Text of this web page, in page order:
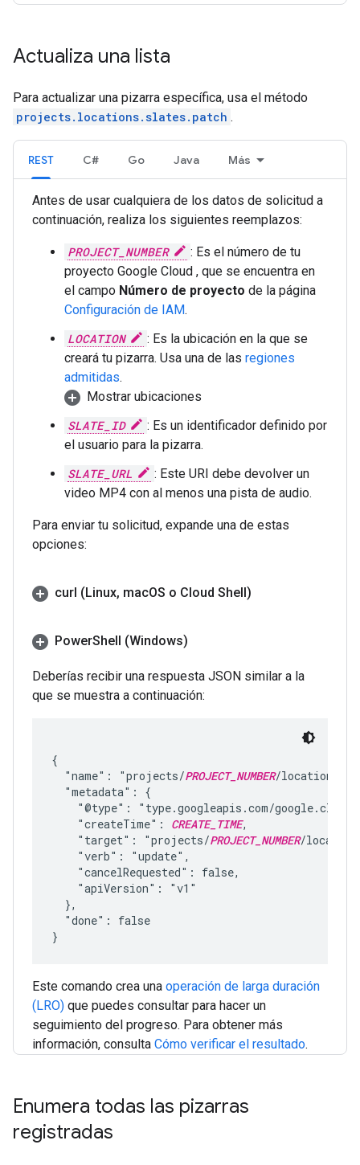
Actualiza una lista
Para actualizar una pizarra específica, usa el método
projects.locations.slates.patch .
REST C# Go Java Más
Antes de usar cualquiera de los datos de solicitud a
continuación, realiza los siguientes reemplazos:
PROJECT_NUMBER
: Es el número de tu
proyecto Google Cloud , que se encuentra en
el campo Número de proyecto de la página
Configuración de IAM.
LOCATION
: Es la ubicación en la que se
creará tu pizarra. Usa una de las regiones
admitidas.
Mostrar ubicaciones
SLATE_ID
: Es un identificador definido por
el usuario para la pizarra.
SLATE_URL
: Este URI debe devolver un
video MP4 con al menos una pista de audio.
Para enviar tu solicitud, expande una de estas
opciones:
curl (Linux, macOS o Cloud Shell)
PowerShell (Windows)
Deberías recibir una respuesta JSON similar a la
que se muestra a continuación:
{
  "name": "projects/
PROJECT_NUMBER/locations/
  "metadata": {
"@type": "type.googleapis.com/
    "createTime":
CREATE_TIME,
    "target": "projects/
PROJECT_NUMBER/
    "verb": "update",
    "cancelRequested": false,
    "apiVersion": "v1"
  },
  "done": false
Este comando crea una operación de larga duración
(LRO) que puedes consultar para hacer un
seguimiento del progreso. Para obtener más
información, consulta Cómo verificar el resultado.
Enumera todas las pizarras
registradas